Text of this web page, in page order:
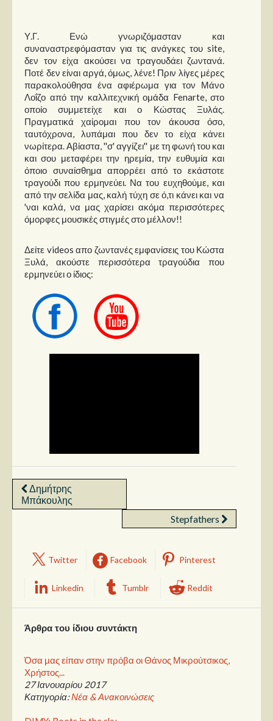
Υ.Γ. Ενώ γνωριζόμασταν και
συναναστρεφόμασταν για τις ανάγκες του site,
δεν τον είχα ακούσει να τραγουδάει ζωντανά.
Ποτέ δεν είναι αργά, όμως, λένε! Πριν λίγες μέρες
παρακολούθησα ένα αφιέρωμα για τον Μάνο
Λοΐζο από την καλλιτεχνική ομάδα Fenarte, στο
οποίο συμμετείχε και ο Κώστας Ξυλάς.
Πραγματικά χαίρομαι που τον άκουσα όσο,
ταυτόχρονα, λυπάμαι που δεν το είχα κάνει
νωρίτερα. Αβίαστα, ''σ' αγγίζει'' με τη φωνή του και
και σου μεταφέρει την ηρεμία, την ευθυμία και
όποιο συναίσθημα απορρέει από το εκάστοτε
τραγούδι που ερμηνεύει. Να του ευχηθούμε, και
από την σελίδα μας, καλή τύχη σε ό,τι κάνει και να
'ναι καλά, να μας χαρίσει ακόμα περισσότερες
όμορφες μουσικές στιγμές στο μέλλον!!
Δείτε videos απο ζωντανές εμφανίσεις του Κώστα
Ξυλά, ακούστε περισσότερα τραγούδια που
ερμηνεύει ο ίδιος:
Δημήτρης
Μπάκουλης
Stepfathers
Twitter Facebook Pinterest
Linkedin Tumblr Reddit
Άρθρα του ίδιου συντάκτη
Όσα μας είπαν στην πρόβα οι Θάνος Μικρούτσικος,
Χρήστος...
27 Ιανουαρίου 2017
Κατηγορία:Νέα & Ανακοινώσεις